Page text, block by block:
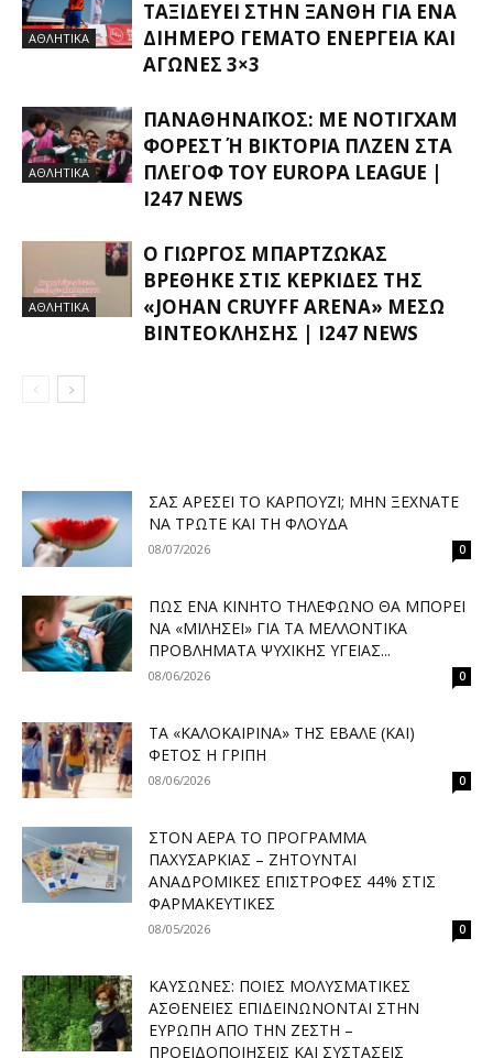
ΑΘΛΗΤΙΚΑ
ΤΑΞΙΔΕΎΕΙ ΣΤΗΝ ΞΆΝΘΗ ΓΙΑ ΈΝΑ
ΔΙΉΜΕΡΟ ΓΕΜΆΤΟ ΕΝΈΡΓΕΙΑ ΚΑΙ
ΑΓΏΝΕΣ 3×3
ΑΘΛΗΤΙΚΑ
ΠΑΝΑΘΗΝΑΪΚΌΣ: ΜΕ ΝΌΤΙΓΧΑΜ
ΦΌΡΕΣΤ Ή ΒΙΚΤΌΡΙΑ ΠΛΖΕΝ ΣΤΑ Π
ΛΈΙ ΟΦ ΤΟΥ EUROPA LEAGUE |
I247 NEWS
ΑΘΛΗΤΙΚΑ
Ο ΓΙΏΡΓΟΣ ΜΠΑΡΤΖΏΚΑΣ
ΒΡΈΘΗΚΕ ΣΤΙΣ ΚΕΡΚΊΔΕΣ ΤΗΣ
«JOHAN CRUYFF ARENA» ΜΈΣΩ
ΒΙΝΤΕΟΚΛΉΣΗΣ | I247 NEWS
ΣΑΣ ΑΡΈΣΕΙ ΤΟ ΚΑΡΠΟΎΖΙ; ΜΗΝ ΞΕΧΝΆΤΕ
ΝΑ ΤΡΏΤΕ ΚΑΙ ΤΗ ΦΛΟΎΔΑ
08/07/2026 0
ΠΏΣ ΈΝΑ ΚΙΝΗΤΌ ΤΗΛΈΦΩΝΟ ΘΑ ΜΠΟΡΕΊ
ΝΑ «ΜΙΛΉΣΕΙ» ΓΙΑ ΤΑ ΜΕΛΛΟΝΤΙΚΆ
ΠΡΟΒΛΉΜΑΤΑ ΨΥΧΙΚΉΣ ΥΓΕΊΑΣ...
08/06/2026 0
ΤΑ «ΚΑΛΟΚΑΙΡΙΝΆ» ΤΗΣ ΈΒΑΛΕ (ΚΑΙ)
ΦΈΤΟΣ Η ΓΡΊΠΗ
08/06/2026 0
ΣΤΟΝ ΑΈΡΑ ΤΟ ΠΡΌΓΡΑΜΜΑ
ΠΑΧΥΣΑΡΚΊΑΣ – ΖΗΤΟΎΝΤΑΙ
ΑΝΑΔΡΟΜΙΚΈΣ ΕΠΙΣΤΡΟΦΈΣ 44% ΣΤΙΣ
ΦΑΡΜΑΚΕΥΤΙΚΈΣ
08/05/2026 0
ΚΑΎΣΩΝΕΣ: ΠΟΙΕΣ ΜΟΛΥΣΜΑΤΙΚΈΣ
ΑΣΘΈΝΕΙΕΣ ΕΠΙΔΕΙΝΏΝΟΝΤΑΙ ΣΤΗΝ
ΕΥΡΏΠΗ ΑΠΌ ΤΗΝ ΖΈΣΤΗ –
ΠΡΟΕΙΔΟΠΟΙΉΣΕΙΣ ΚΑΙ ΣΥΣΤΆΣΕΙΣ